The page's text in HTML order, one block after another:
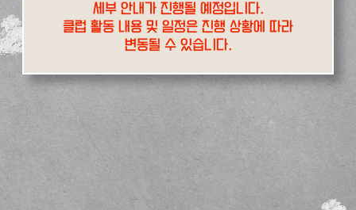
세부 안내가 진행될 예정입니다.
클럽 활동 내용 및 일정은 진행 상황에 따라
변동될 수 있습니다.